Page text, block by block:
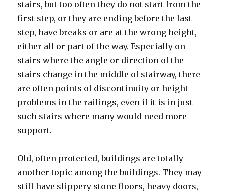
stairs, but too often they do not start from the
first step, or they are ending before the last
step, have breaks or are at the wrong height,
either all or part of the way. Especially on
stairs where the angle or direction of the
stairs change in the middle of stairway, there
are often points of discontinuity or height
problems in the railings, even if it is in just
such stairs where many would need more
support.
Old, often protected, buildings are totally
another topic among the buildings. They may
still have slippery stone floors, heavy doors,